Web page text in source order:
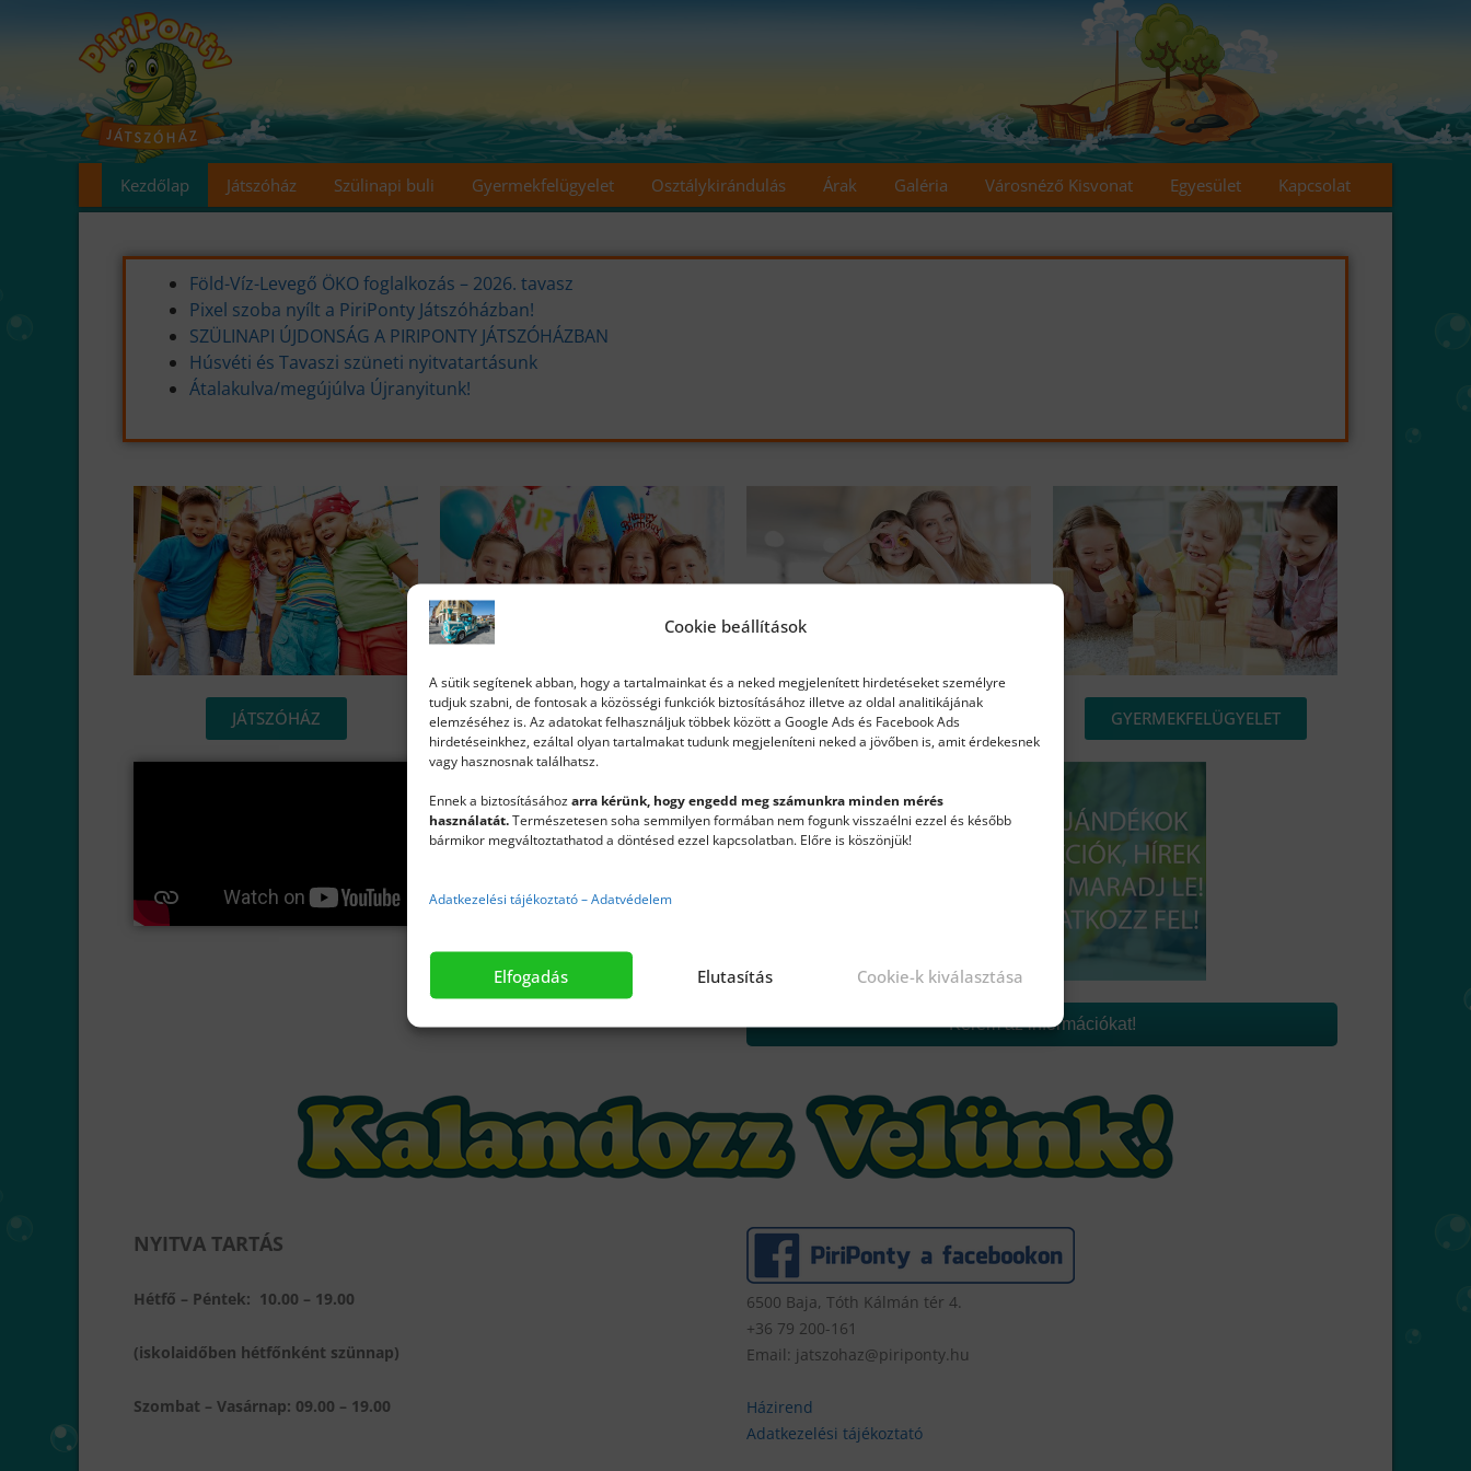
Cookie beállítások
A sütik segítenek abban, hogy a tartalmainkat és a neked megjelenített hirdetéseket személyre
tudjuk szabni, de fontosak a közösségi funkciók biztosításához illetve az oldal analitikájának
elemzéséhez is. Az adatokat felhasználjuk többek között a Google Ads és Facebook Ads
hirdetéseinkhez, ezáltal olyan tartalmakat tudunk megjeleníteni neked a jövőben is, amit érdekesnek
vagy hasznosnak találhatsz.
Ennek a biztosításáhozarra kérünk, hogy engedd meg számunkra minden mérés
használatát.Természetesen soha semmilyen formában nem fogunk visszaélni ezzel és később
bármikor megváltoztathatod a döntésed ezzel kapcsolatban. Előre is köszönjük!
Adatkezelési tájékoztató – Adatvédelem
Elfogadás Elutasítás Cookie-k kiválasztása
Kezdőlap Játszóház Szülinapi buli Gyermekfelügyelet Osztálykirándulás Árak Galéria Városnéző Kisvonat Egyesület Kapcsolat
Föld-Víz-Levegő ÖKO foglalkozás – 2026. tavasz
Pixel szoba nyílt a PiriPonty Játszóházban!
SZÜLINAPI ÚJDONSÁG A PIRIPONTY JÁTSZÓHÁZBAN
Húsvéti és Tavaszi szüneti nyitvatartásunk
Átalakulva/megújúlva Újranyitunk!
JÁTSZÓHÁZ SZÜLETÉSNAPI BULIK BABA-MAMA SAROK GYERMEKFELÜGYELET
Kérem az információkat!
NYITVA TARTÁS
Hétfő – Péntek: 10.00 – 19.00
(iskolaidőben hétfőnként szünnap)
Szombat – Vasárnap: 09.00 – 19.00
6500 Baja, Tóth Kálmán tér 4.
+36 79 200-161
Email: jatszohaz@piriponty.hu
Házirend
Adatkezelési tájékoztató